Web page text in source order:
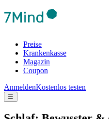
Preise
Krankenkasse
Magazin
Coupon
AnmeldenKostenlos testen
☰